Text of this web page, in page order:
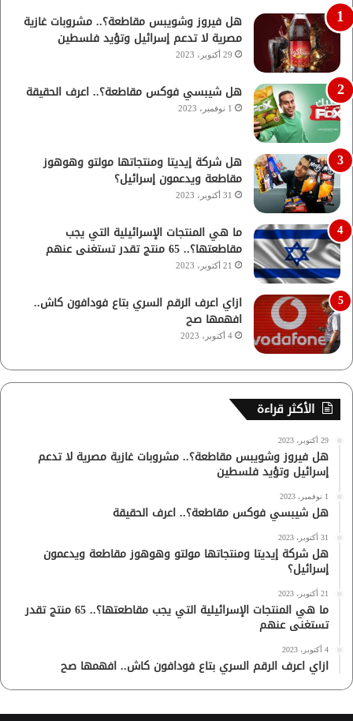
هل فيروز وشويبس مقاطعة؟.. مشروبات غازية
مصرية لا تدعم إسرائيل وتؤيد فلسطين
29 أكتوبر، 2023
هل شيبسي فوكس مقاطعة؟.. اعرف الحقيقة
1 نوفمبر، 2023
هل شركة إيديتا ومنتجاتها مولتو وهوهوز
مقاطعة ويدعمون إسرائيل؟
31 أكتوبر، 2023
ما هي المنتجات الإسرائيلية التي يجب
مقاطعتها؟.. 65 منتج تقدر تستغنى عنهم
21 أكتوبر، 2023
ازاي اعرف الرقم السري بتاع فودافون كاش..
افهمها صح
4 أكتوبر، 2023
الأكثر قراءة
29 أكتوبر، 2023
هل فيروز وشويبس مقاطعة؟.. مشروبات غازية مصرية لا تدعم
إسرائيل وتؤيد فلسطين
1 نوفمبر، 2023
هل شيبسي فوكس مقاطعة؟.. اعرف الحقيقة
31 أكتوبر، 2023
هل شركة إيديتا ومنتجاتها مولتو وهوهوز مقاطعة ويدعمون
إسرائيل؟
21 أكتوبر، 2023
ما هي المنتجات الإسرائيلية التي يجب مقاطعتها؟.. 65 منتج تقدر
تستغنى عنهم
4 أكتوبر، 2023
ازاي اعرف الرقم السري بتاع فودافون كاش.. افهمها صح